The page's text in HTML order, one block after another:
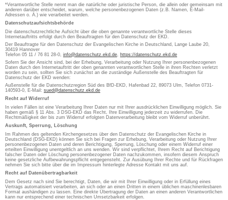
*Verantwortliche Stelle nennt man die natürliche oder juristische Person, die allein oder gemeinsam mit
anderen darüber entscheidet, warum, welche personenbezogenen Daten (z.B. Namen, E-Mail-
Adressen o. Ä.) wie verarbeitet werden.
Datenschutzaufsichtsbehörde
Die datenschutzrechtliche Aufsicht über die oben genannte verantwortliche Stelle dieses
Internetauftritts erfolgt durch den Beauftragten für den Datenschutz der EKD.
Der Beauftragte für den Datenschutz der Evangelischen Kirche in Deutschland, Lange Laube 20,
30419 Hannover
Telefon 05 11 / 76 81 28-0, info@datenschutz.ekd.de, https://datenschutz.ekd.de
Sofern Sie der Ansicht sind, bei der Erhebung, Verarbeitung oder Nutzung Ihrer personenbezogenen
Daten durch den Internetauftritt der oben genannten verantwortlichen Stelle in ihren Rechten verletzt
worden zu sein, sollten Sie sich zunächst an die zuständige Außenstelle des Beauftragten für
Datenschutz der EKD wenden:
Außenstelle für die Datenschutzregion Süd des BfD-EKD, Hafenbad 22, 89073 Ulm, Telefon 0731-
140593-0, E-Mail: sued@datenschutz.ekd.de
Recht auf Widerruf
In vielen Fällen ist eine Verarbeitung Ihrer Daten nur mit Ihrer ausdrücklichen Einwilligung möglich. Sie
haben gemäß § 11 Abs. 3 DSG-EKD das Recht, Ihre Einwilligung jederzeit zu widerrufen. Die
Rechtmäßigkeit der bis zum Widerruf erfolgten Datenverarbeitung bleibt vom Widerruf unberührt.
Auskunft, Sperrung, Löschung
Im Rahmen des geltenden Kirchengesetzes über den Datenschutz der Evangelischen Kirche in
Deutschland (DSG-EKD) können Sie sich bei Fragen zur Erhebung, Verarbeitung oder Nutzung Ihrer
personenbezogenen Daten und deren Berichtigung, Sperrung, Löschung oder einem Widerruf einer
erteilten Einwilligung unentgeltlich an uns wenden. Wir sind verpflichtet, Ihrem Recht auf Berichtigung
falscher Daten oder Löschung personenbezogener Daten nachzukommen, insofern diesem Anspruch
keine gesetzliche Aufbewahrungspflicht entgegensteht. Zur Ausübung Ihrer Rechte und für Rückfragen
nehmen Sie sich bitte über die im Impressum hinterlegte Adresse Kontakt mit uns auf.
Recht auf Datenübertragbarkeit
Dem Gesetz nach sind Sie berechtigt, Daten, die wir mit Ihrer Einwilligung oder in Erfüllung eines
Vertrags automatisiert verarbeiten, an sich oder an einen Dritten in einem üblichen maschinenlesbaren
Format aushändigen zu lassen. Eine direkte Übertragung der Daten an einen anderen Verantwortlichen
kann nur entsprechend einer technischen Umsetzbarkeit erfolgen.